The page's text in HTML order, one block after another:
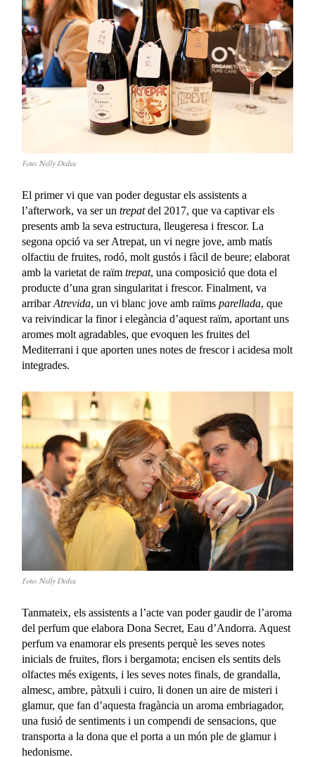
Foto: Nelly Dedea
El primer vi que van poder degustar els assistents a
l’afterwork, va ser untrepatdel 2017, que va captivar els
presents amb la seva estructura, lleugeresa i frescor. La
segona opció va ser Atrepat, un vi negre jove, amb matís
olfactiu de fruites, rodó, molt gustós i fàcil de beure; elaborat
amb la varietat de raïmtrepat, una composició que dota el
producte d’una gran singularitat i frescor. Finalment, va
arribarAtrevida, un vi blanc jove amb raïmsparellada, que
va reivindicar la finor i elegància d’aquest raïm, aportant uns
aromes molt agradables, que evoquen les fruites del
Mediterrani i que aporten unes notes de frescor i acidesa molt
integrades.
Foto: Nelly Dedea
Tanmateix, els assistents a l’acte van poder gaudir de l’aroma
del perfum que elabora Dona Secret, Eau d’Andorra. Aquest
perfum va enamorar els presents perquè les seves notes
inicials de fruites, flors i bergamota; encisen els sentits dels
olfactes més exigents, i les seves notes finals, de grandalla,
almesc, ambre, pàtxuli i cuiro, li donen un aire de misteri i
glamur, que fan d’aquesta fragància un aroma embriagador,
una fusió de sentiments i un compendi de sensacions, que
transporta a la dona que el porta a un món ple de glamur i
hedonisme.